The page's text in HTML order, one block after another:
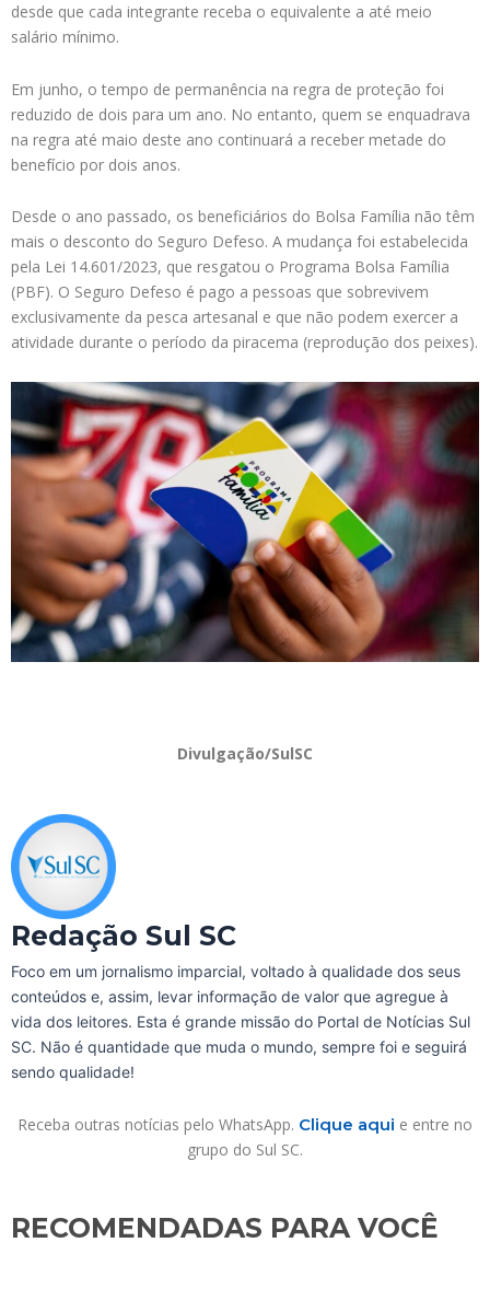
desde que cada integrante receba o equivalente a até meio
salário mínimo.
Em junho, o tempo de permanência na regra de proteção foi
reduzido de dois para um ano. No entanto, quem se enquadrava
na regra até maio deste ano continuará a receber metade do
benefício por dois anos.
Desde o ano passado, os beneficiários do Bolsa Família não têm
mais o desconto do Seguro Defeso. A mudança foi estabelecida
pela Lei 14.601/2023, que resgatou o Programa Bolsa Família
(PBF). O Seguro Defeso é pago a pessoas que sobrevivem
exclusivamente da pesca artesanal e que não podem exercer a
atividade durante o período da piracema (reprodução dos peixes).
Divulgação/SulSC
Redação Sul SC
Foco em um jornalismo imparcial, voltado à qualidade dos seus
conteúdos e, assim, levar informação de valor que agregue à
vida dos leitores. Esta é grande missão do Portal de Notícias Sul
SC. Não é quantidade que muda o mundo, sempre foi e seguirá
sendo qualidade!
Receba outras notícias pelo WhatsApp. Clique aqui e entre no
grupo do Sul SC.
RECOMENDADAS PARA VOCÊ​